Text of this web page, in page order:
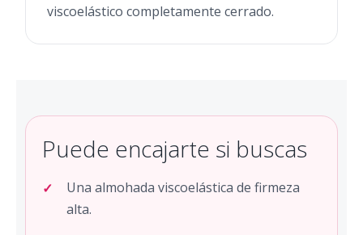
viscoelástico completamente cerrado.
Puede encajarte si buscas
Una almohada viscoelástica de firmeza
alta.